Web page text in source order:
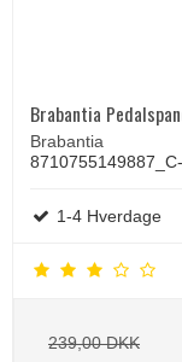
Brabantia
Brabantia
1-4 Hverdage
239,00 DKK